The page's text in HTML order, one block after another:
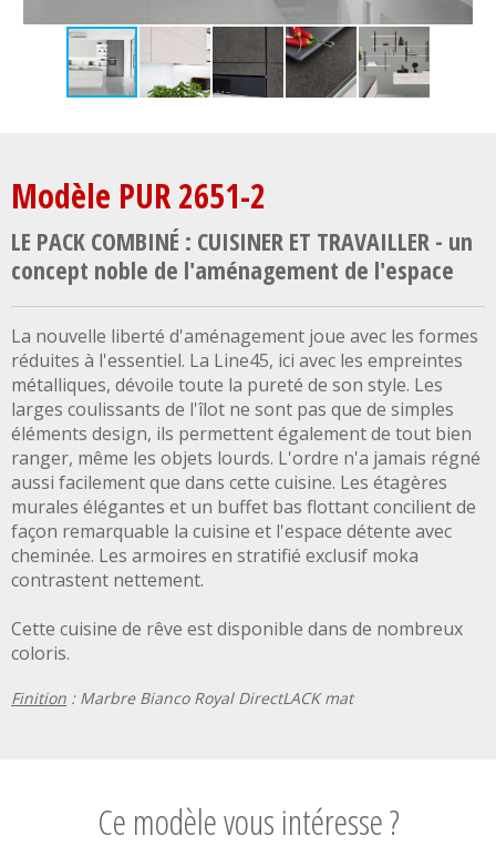
Modèle PUR 2651-2
LE PACK COMBINÉ : CUISINER ET TRAVAILLER - un
concept noble de l'aménagement de l'espace
La nouvelle liberté d'aménagement joue avec les formes
réduites à l'essentiel. La Line45, ici avec les empreintes
métalliques, dévoile toute la pureté de son style. Les
larges coulissants de l'îlot ne sont pas que de simples
éléments design, ils permettent également de tout bien
ranger, même les objets lourds. L'ordre n'a jamais régné
aussi facilement que dans cette cuisine. Les étagères
murales élégantes et un buffet bas flottant concilient de
façon remarquable la cuisine et l'espace détente avec
cheminée. Les armoires en stratifié exclusif moka
contrastent nettement.
Cette cuisine de rêve est disponible dans de nombreux
coloris.
Finition : Marbre Bianco Royal DirectLACK mat
Ce modèle vous intéresse ?